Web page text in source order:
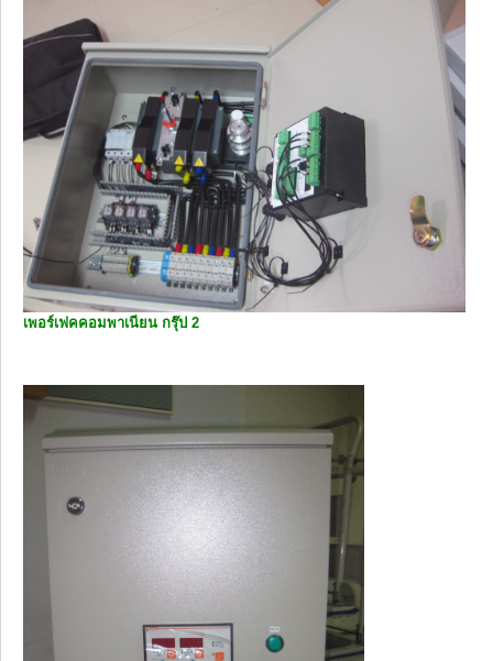
เพอร์เฟคคอมพาเนียน กรุ๊ป 2